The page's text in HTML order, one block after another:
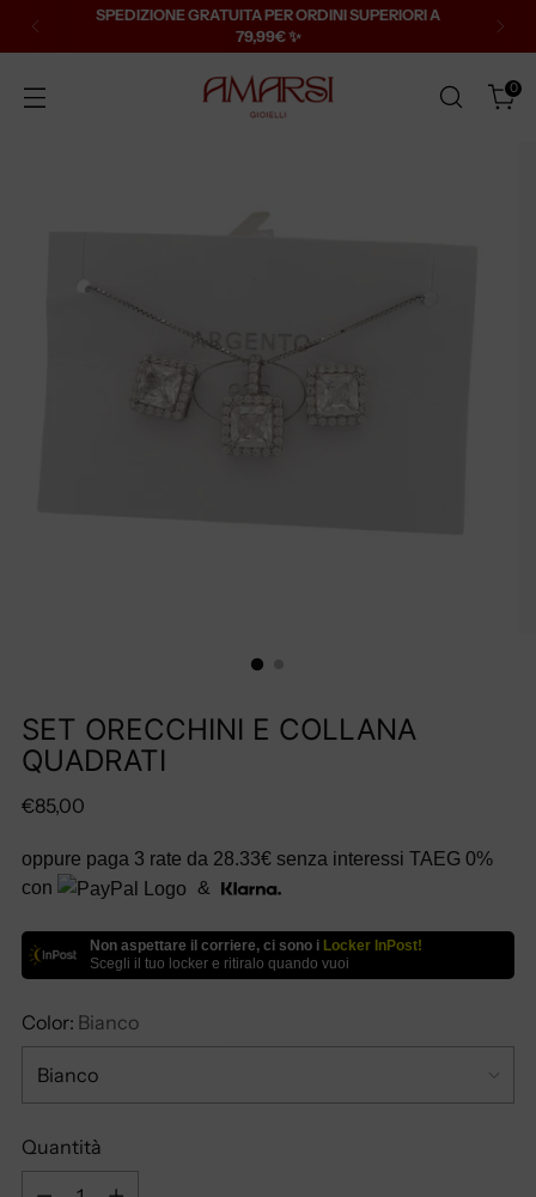
SPEDIZIONE GRATUITA PER ORDINI SUPERIORI A
79,99€ ✨
0
SET ORECCHINI E COLLANA
QUADRATI
Prezzo
listino
€85,00
oppure paga 3 rate da 28.33€ senza interessi TAEG 0%
con
&
Non aspettare il corriere, ci sono i Locker InPost!
Scegli il tuo locker e ritiralo quando vuoi
Color: Bianco
Quantità
Quantità